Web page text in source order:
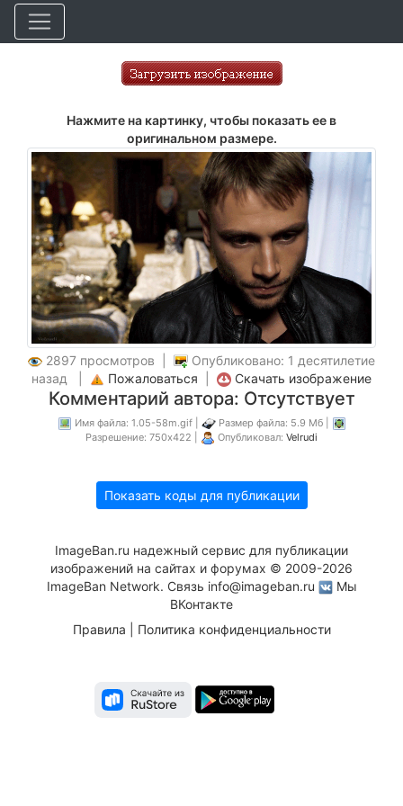
Нажмите на картинку, чтобы показать ее в
оригинальном размере.
2897 просмотров |
Опубликовано: 1 десятилетие
назад |
Пожаловаться Скачать изображение
Комментарий автора: Отсутствует
Имя файла: 1.05-58m.gif |
Размер файла: 5.9 Мб |
Разрешение: 750x422 |
Опубликовал: Velrudi
Показать коды для публикации
ImageBan.ru надежный сервис для публикации
изображений на сайтах и форумах © 2009-2026
ImageBan Network. Связь info@imageban.ru
Мы
ВКонтакте
Правила
Политика конфиденциальности